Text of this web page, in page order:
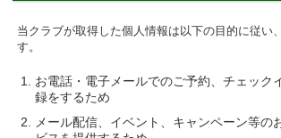
当クラブが取得した個人情報は以下の目的に従い
す。
お電話・電子メールでのご予約、チェック
録をするため
メール配信、イベント、キャンペーン等の